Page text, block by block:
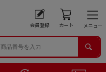
会員登録 カート メニュー